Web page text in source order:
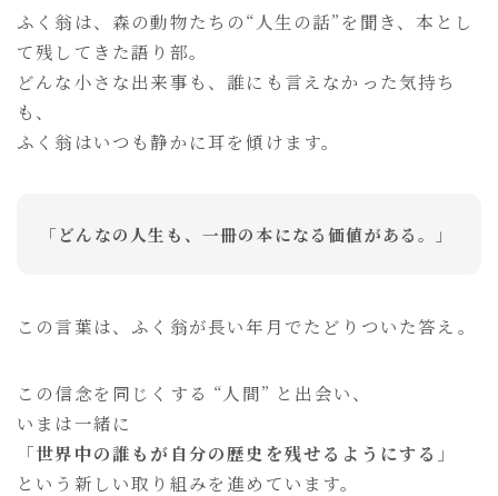
ふく翁は、森の動物たちの“人生の話”を聞き、本とし
て残してきた語り部。
どんな小さな出来事も、誰にも言えなかった気持ち
も、
ふく翁はいつも静かに耳を傾けます。
「どんなの人生も、一冊の本になる価値がある。」
この言葉は、ふく翁が長い年月でたどりついた答え。
この信念を同じくする “人間” と出会い、
いまは一緒に
「世界中の誰もが自分の歴史を残せるようにする 」
という新しい取り組みを進めています。